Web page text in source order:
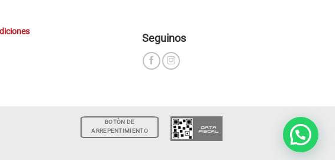
Seguinos
BOTÒN DE
ARREPENTIMIENTO